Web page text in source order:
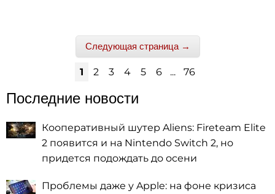
Следующая страница →
1 2 3 4 5 6 ... 76
Последние новости
Кооперативный шутер Aliens: Fireteam Elite
2 появится и на Nintendo Switch 2, но
придется подождать до осени
Проблемы даже у Apple: на фоне кризиса